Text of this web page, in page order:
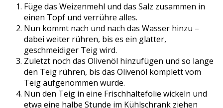
Füge das Weizenmehl und das Salz zusammen in
einen Topf und verrühre alles.
Nun kommt nach und nach das Wasser hinzu –
dabei weiter rühren, bis es ein glatter,
geschmeidiger Teig wird.
Zuletzt noch das Olivenöl hinzufügen und so lange
den Teig rühren, bis das Olivenöl komplett vom
Teig aufgenommen wurde.
Nun den Teig in eine Frischhaltefolie wickeln und
etwa eine halbe Stunde im Kühlschrank ziehen